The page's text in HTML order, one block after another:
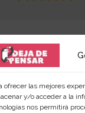
ofrecer las mejores
y/o acceder a la
nos permitirá